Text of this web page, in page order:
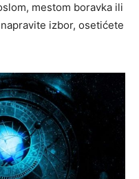
mestom boravka ili
izbor, osetićete